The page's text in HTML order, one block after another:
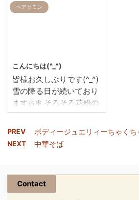
いと思います このトリ
ューティクルを強化する
と。。。 髪のハリ・ツ
ヤ・指通りが変わる カラ
ーやパーマのもちがよく
まりやくなる たった
一度の施術で 髪の強度
施術も普段の技術に ５
分プラスするだけ ...
まし
...
ヘアサロン
こんにちは(^_^)
皆様お久しぶりです(^_^)
雪の降る日が続いており
ます⛄❄ そろそろ花粉の
時期もやってきますね😣
束して欲しいです… 只
今、REIRでは お客様一
るタイプのマスクのご協
力をお願い致しておりま
PREV ボディージュエリィーちゃくち
NEXT 中華そば
Contact